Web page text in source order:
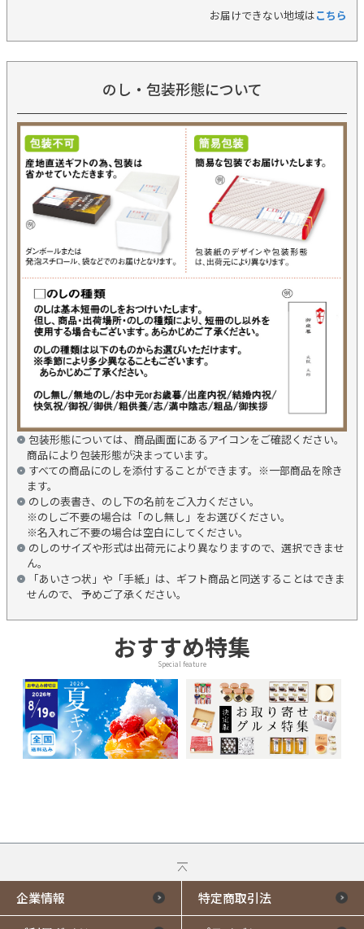
お届けできない地域はこちら
のし・包装形態について
包装形態については、商品画面にあるアイコンをご確認ください。
商品により包装形態が決まっています。
すべての商品にのしを添付することができます。※一部商品を除き
ます。
のしの表書き、のし下の名前をご入力ください。
※のしご不要の場合は「のし無し」をお選びください。
※名入れご不要の場合は空白にしてください。
のしのサイズや形式は出荷元により異なりますので、選択できませ
ん。
「あいさつ状」や「手紙」は、ギフト商品と同送することはできま
せんので、 予めご了承ください。
おすすめ特集
Special feature
企業情報 特定商取引法